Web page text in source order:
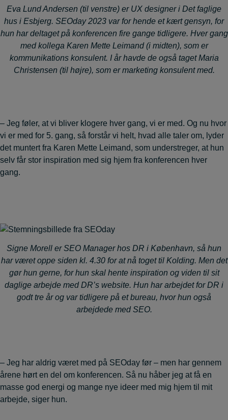
Eva Lund Andersen (til venstre) er UX designer i Det faglige
hus i Esbjerg. SEOday 2023 var for hende et kært gensyn, for
hun har deltaget på konferencen fire gange tidligere. Hver gang
med kollega Karen Mette Leimand (i midten), som er
kommunikations konsulent. I år havde de også taget Maria
Christensen (til højre), som er marketing konsulent med.
– Jeg føler, at vi bliver klogere hver gang, vi er med. Og nu hvor
vi er med for 5. gang, så forstår vi helt, hvad alle taler om, lyder
det muntert fra Karen Mette Leimand, som understreger, at hun
selv får stor inspiration med sig hjem fra konferencen hver
gang.
Signe Morell er SEO Manager hos DR i København, så hun
har været oppe siden kl. 4.30 for at nå toget til Kolding. Men det
gør hun gerne, for hun skal hente inspiration og viden til sit
daglige arbejde med DR’s website. Hun har arbejdet for DR i
godt tre år og var tidligere på et bureau, hvor hun også
arbejdede med SEO.
– Jeg har aldrig været med på SEOday før – men har gennem
årene hørt en del om konferencen. Så nu håber jeg at få en
masse god energi og mange nye ideer med mig hjem til mit
arbejde, siger hun.